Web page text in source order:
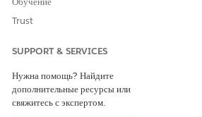
стационарных активов» можно
мониторинга «Прогнозируемые эмиссии
страницу.
Trust
SUPPORT & SERVICES
Нужна помощь? Найдите
дополнительные ресурсы или
свяжитесь с экспертом.